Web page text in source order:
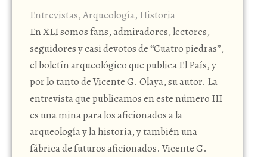
Entrevistas,Arqueología, Historia
En XLI somos fans, admiradores, lectores,
seguidores y casi devotos de “Cuatro piedras”,
el boletín arqueológico que publica El País, y
por lo tanto de Vicente G. Olaya, su autor. La
entrevista que publicamos en este número III
es una mina para los aficionados a la
arqueología y la historia, y también una
fábrica de futuros aficionados. Vicente G.